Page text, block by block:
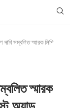
দাবি সম্বলিত স্মারক লিপি
স্মারক